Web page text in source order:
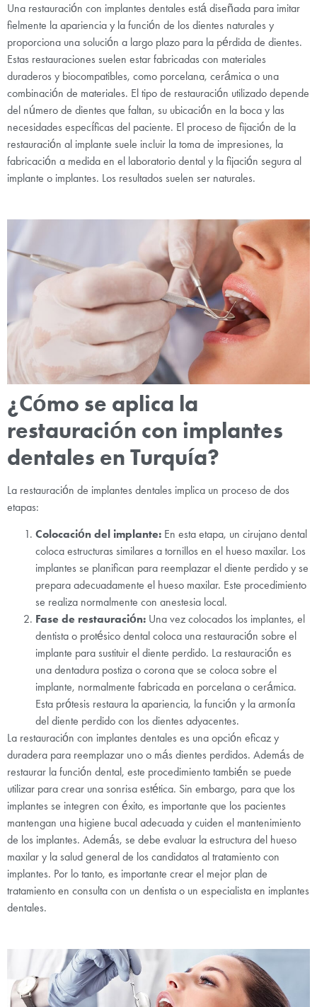
Una restauración con implantes dentales está diseñada para imitar
fielmente la apariencia y la función de los dientes naturales y
proporciona una solución a largo plazo para la pérdida de dientes.
Estas restauraciones suelen estar fabricadas con materiales
duraderos y biocompatibles, como porcelana, cerámica o una
combinación de materiales. El tipo de restauración utilizado depende
del número de dientes que faltan, su ubicación en la boca y las
necesidades específicas del paciente. El proceso de fijación de la
restauración al implante suele incluir la toma de impresiones, la
fabricación a medida en el laboratorio dental y la fijación segura al
implante o implantes. Los resultados suelen ser naturales.
¿Cómo se aplica la
restauración con implantes
dentales en Turquía?
La restauración de implantes dentales implica un proceso de dos
etapas:
Colocación del implante: En esta etapa, un cirujano dental
coloca estructuras similares a tornillos en el hueso maxilar. Los
implantes se planifican para reemplazar el diente perdido y se
prepara adecuadamente el hueso maxilar. Este procedimiento
se realiza normalmente con anestesia local.
Fase de restauración: Una vez colocados los implantes, el
dentista o protésico dental coloca una restauración sobre el
implante para sustituir el diente perdido. La restauración es
una dentadura postiza o corona que se coloca sobre el
implante, normalmente fabricada en porcelana o cerámica.
Esta prótesis restaura la apariencia, la función y la armonía
del diente perdido con los dientes adyacentes.
La restauración con implantes dentales es una opción eficaz y
duradera para reemplazar uno o más dientes perdidos. Además de
restaurar la función dental, este procedimiento también se puede
utilizar para crear una sonrisa estética. Sin embargo, para que los
implantes se integren con éxito, es importante que los pacientes
mantengan una higiene bucal adecuada y cuiden el mantenimiento
de los implantes. Además, se debe evaluar la estructura del hueso
maxilar y la salud general de los candidatos al tratamiento con
implantes. Por lo tanto, es importante crear el mejor plan de
tratamiento en consulta con un dentista o un especialista en implantes
dentales.